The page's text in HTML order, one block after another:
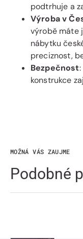
podtrhuje a
Výroba v
výrobě máte
nábytku
preciznost,
Bezpečnost
konstrukce
MOŽNÁ VÁS ZAUJME
Podobné